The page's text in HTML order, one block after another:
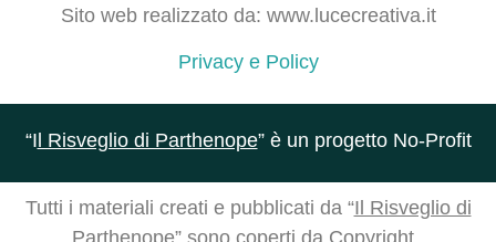
Sito web realizzato da: www.lucecreativa.it
Privacy e Policy
“Il Risveglio di Parthenope” è un progetto No-Profit
Tutti i materiali creati e pubblicati da “Il Risveglio di